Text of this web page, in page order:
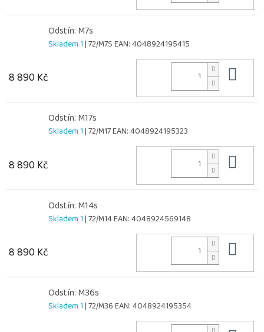
Odstín: M7s
Skladem 1| 72/M7SEAN:4048924195415
8 890 Kč
Odstín: M17s
Skladem 1| 72/M17EAN:4048924195323
8 890 Kč
Odstín: M14s
Skladem 1| 72/M14EAN:4048924569148
8 890 Kč
Odstín: M36s
Skladem 1| 72/M36EAN:4048924195354